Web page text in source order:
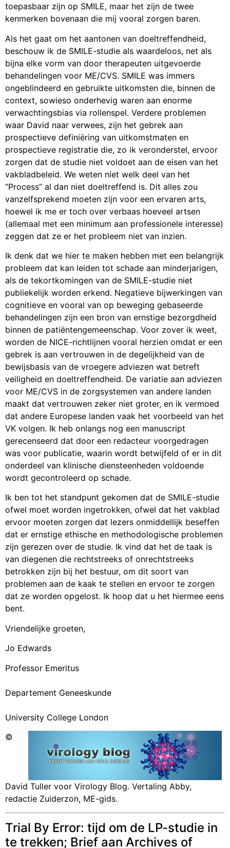
toepasbaar zijn op SMILE, maar het zijn de twee
kenmerken bovenaan die mij vooral zorgen baren.
Als het gaat om het aantonen van doeltreffendheid,
beschouw ik de SMILE-studie als waardeloos, net als
bijna elke vorm van door therapeuten uitgevoerde
behandelingen voor ME/CVS. SMILE was immers
ongeblindeerd en gebruikte uitkomsten die, binnen de
context, sowieso onderhevig waren aan enorme
verwachtingsbias via rollenspel. Verdere problemen
waar David naar verwees, zijn het gebrek aan
prospectieve definiëring van uitkomstmaten en
prospectieve registratie die, zo ik veronderstel, ervoor
zorgen dat de studie niet voldoet aan de eisen van het
vakbladbeleid. We weten niet welk deel van het
“Process” al dan niet doeltreffend is. Dit alles zou
vanzelfsprekend moeten zijn voor een ervaren arts,
hoewel ik me er toch over verbaas hoeveel artsen
(allemaal met een minimum aan professionele interesse)
zeggen dat ze er het probleem niet van inzien.
Ik denk dat we hier te maken hebben met een belangrijk
probleem dat kan leiden tot schade aan minderjarigen,
als de tekortkomingen van de SMILE-studie niet
publiekelijk worden erkend. Negatieve bijwerkingen van
cognitieve en vooral van op beweging gebaseerde
behandelingen zijn een bron van ernstige bezorgdheid
binnen de patiëntengemeenschap. Voor zover ik weet,
worden de NICE-richtlijnen vooral herzien omdat er een
gebrek is aan vertrouwen in de degelijkheid van de
bewijsbasis van de vroegere adviezen wat betreft
veiligheid en doeltreffendheid. De variatie aan adviezen
voor ME/CVS in de zorgsystemen van andere landen
maakt dat vertrouwen zeker niet groter, en ik vermoed
dat andere Europese landen vaak het voorbeeld van het
VK volgen. Ik heb onlangs nog een manuscript
gerecenseerd dat door een redacteur voorgedragen
was voor publicatie, waarin wordt betwijfeld of er in dit
onderdeel van klinische diensteenheden voldoende
wordt gecontroleerd op schade.
Ik ben tot het standpunt gekomen dat de SMILE-studie
ofwel moet worden ingetrokken, ofwel dat het vakblad
ervoor moeten zorgen dat lezers onmiddellijk beseffen
dat er ernstige ethische en methodologische problemen
zijn gerezen over de studie. Ik vind dat het de taak is
van diegenen die rechtstreeks of onrechtstreeks
betrokken zijn bij het bestuur, om dit soort van
problemen aan de kaak te stellen en ervoor te zorgen
dat ze worden opgelost. Ik hoop dat u het hiermee eens
bent.
Vriendelijke groeten,
Jo Edwards
Professor Emeritus
Departement Geneeskunde
University College London
©
David Tuller voor Virology Blog. Vertaling Abby,
redactie Zuiderzon, ME-gids.
Trial By Error: tijd om de LP-studie in
te trekken; Brief aan Archives of